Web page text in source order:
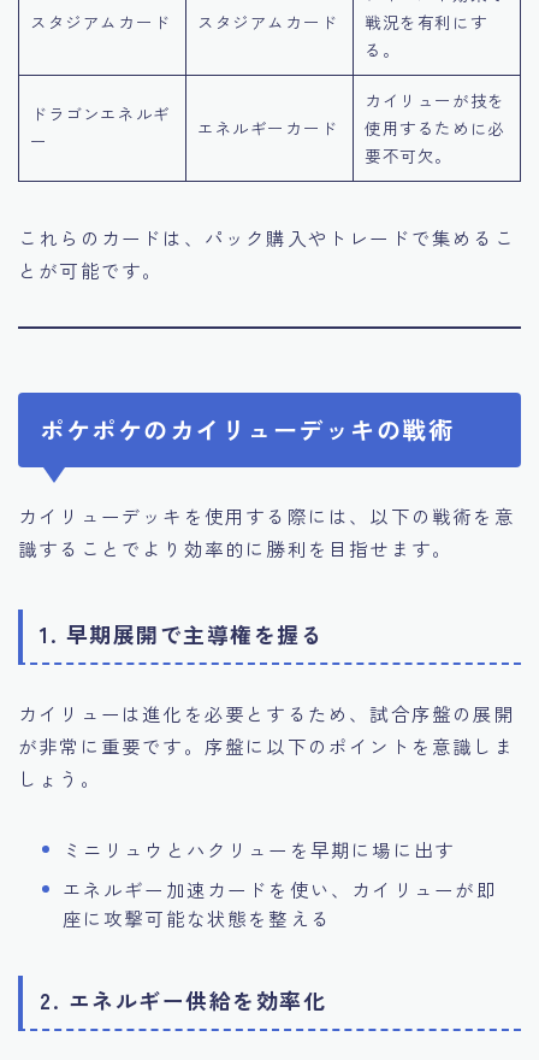
スタジアムカード スタジアムカード
戦況を有利にす
る。
ドラゴンエネルギ
ー
エネルギーカード
カイリューが技を
使用するために必
要不可欠。
これらのカードは、パック購入やトレードで集めるこ
とが可能です。
ポケポケのカイリューデッキの戦術
カイリューデッキを使用する際には、以下の戦術を意
識することでより効率的に勝利を目指せます。
1. 早期展開で主導権を握る
カイリューは進化を必要とするため、試合序盤の展開
が非常に重要です。序盤に以下のポイントを意識しま
しょう。
ミニリュウとハクリューを早期に場に出す
エネルギー加速カードを使い、カイリューが即
座に攻撃可能な状態を整える
2. エネルギー供給を効率化